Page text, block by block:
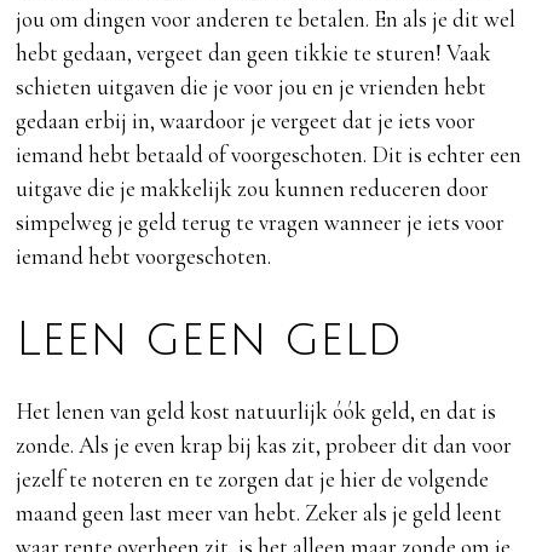
jou om dingen voor anderen te betalen. En als je dit wel
hebt gedaan, vergeet dan geen tikkie te sturen! Vaak
schieten uitgaven die je voor jou en je vrienden hebt
gedaan erbij in, waardoor je vergeet dat je iets voor
iemand hebt betaald of voorgeschoten. Dit is echter een
uitgave die je makkelijk zou kunnen reduceren door
simpelweg je geld terug te vragen wanneer je iets voor
iemand hebt voorgeschoten.
Leen geen geld
Het lenen van geld kost natuurlijk óók geld, en dat is
zonde. Als je even krap bij kas zit, probeer dit dan voor
jezelf te noteren en te zorgen dat je hier de volgende
maand geen last meer van hebt. Zeker als je geld leent